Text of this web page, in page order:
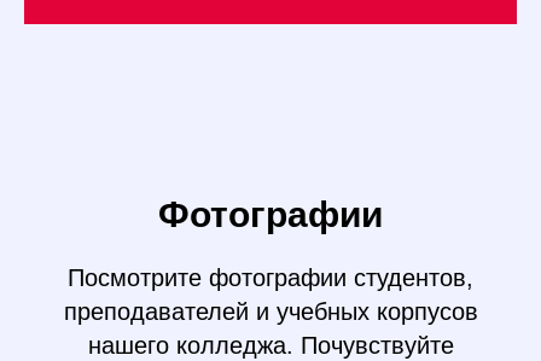
Фотографии
Посмотрите фотографии студентов,
преподавателей и учебных корпусов
нашего колледжа. Почувствуйте